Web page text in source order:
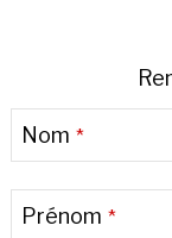
Nom *
Prénom *